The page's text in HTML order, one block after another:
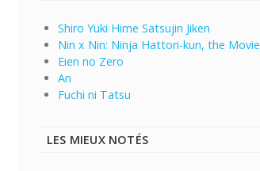
Shiro Yuki Hime Satsujin Jiken
Nin x Nin: Ninja Hattori-kun, the Movie
Eien no Zero
An
Fuchi ni Tatsu
LES MIEUX NOTÉS